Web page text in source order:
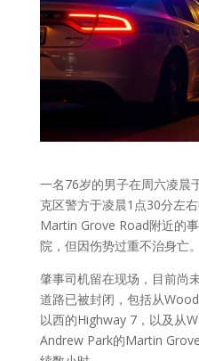
一名76岁的男子在周六凌晨
克区警方于凌晨1点30分左
Martin Grove Road附近的
院，但因伤势过重不治身亡。
肇事司机留在现场，目前尚
道路已被封闭，包括从
以西的Highway 7，以及从
Andrew Park的Martin